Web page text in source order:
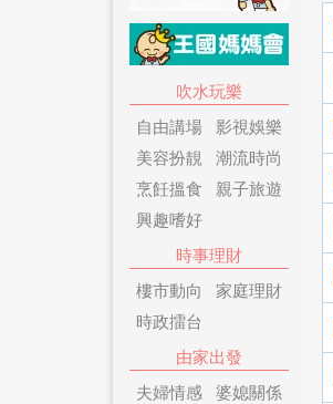
吹水玩樂
自由講場 影視娛樂
美容扮靚
潮流時尚
烹飪搵食
親子旅遊
興趣嗜好
時事理財
樓市動向
家庭理財
時政擂台
由家出發
夫婦情感 婆媳關係